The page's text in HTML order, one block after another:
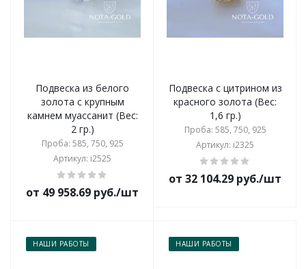
Подвеска из белого
золота с крупным
камнем муассанит (Вес:
2 гр.)
Проба: 585, 750, 925
Артикул: i2525
от 49 958.69 руб./шт
Подвеска с цитрином из
красного золота (Вес:
1,6 гр.)
Проба: 585, 750, 925
Артикул: i2325
от 32 104.29 руб./шт
НАШИ РАБОТЫ НАШИ РАБОТЫ